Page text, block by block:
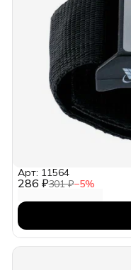
286 ₽301 ₽−5%
Арт: 11564